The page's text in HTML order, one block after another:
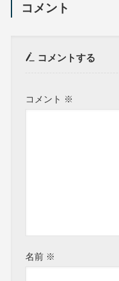
コメント
コメントする
コメント ※
名前 ※